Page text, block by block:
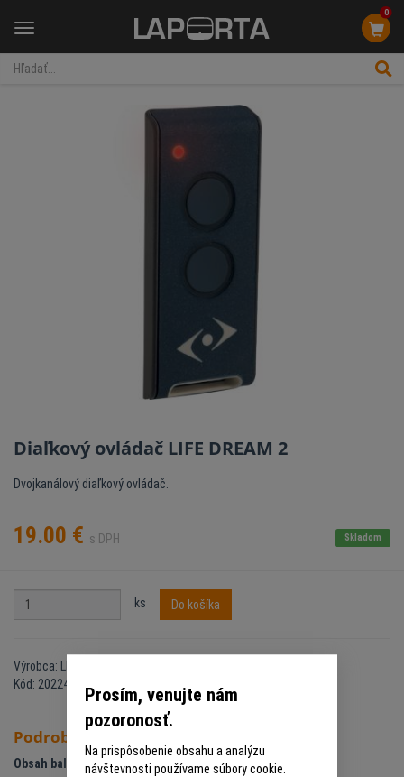
Menu
0
Diaľkový ovládač LIFE DREAM 2
Dvojkanálový diaľkový ovládač.
19.00 € s DPH Skladom
ks Do košíka
Výrobca: LIFE
Kód: 20224593
Podrobný popis
Obsah balenia:
Prosím, venujte nám
pozoronosť.
Na prispôsobenie obsahu a analýzu
návštevnosti používame súbory cookie.